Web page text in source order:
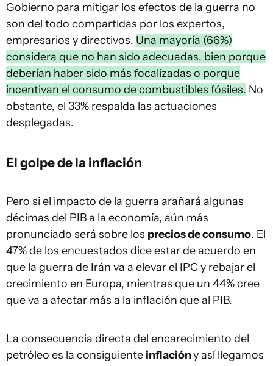
Gobierno para mitigar los efectos de la guerra no
son del todo compartidas por los expertos,
empresarios y directivos. Una mayoría (66%)
considera que no han sido adecuadas, bien porque
deberían haber sido más focalizadas o porque
incentivan el consumo de combustibles fósiles. No
obstante, el 33% respalda las actuaciones
desplegadas.
El golpe de la inflación
Pero si el impacto de la guerra arañará algunas
décimas del PIB a la economía, aún más
pronunciado será sobre los precios de consumo. El
47% de los encuestados dice estar de acuerdo en
que la guerra de Irán va a elevar el IPC y rebajar el
crecimiento en Europa, mientras que un 44% cree
que va a afectar más a la inflación que al PIB.
La consecuencia directa del encarecimiento del
petróleo es la consiguiente inflacióny así llegamos